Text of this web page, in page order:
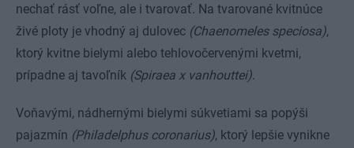
nechať rásť voľne, ale i tvarovať. Na tvarované kvitnúce
živé ploty je vhodný aj dulovec (Chaenomeles speciosa),
ktorý kvitne bielymi alebo tehlovočervenými kvetmi,
prípadne aj tavoľník (Spiraea x vanhouttei).
Voňavými, nádhernými bielymi súkvetiami sa popýši
pajazmín (Philadelphus coronarius), ktorý lepšie vynikne